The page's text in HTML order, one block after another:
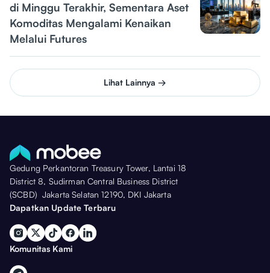
di Minggu Terakhir, Sementara Aset
Komoditas Mengalami Kenaikan
Melalui Futures
Lihat Lainnya →
Gedung Perkantoran Treasury Tower, Lantai 18
District 8, Sudirman Central Business District
(SCBD) Jakarta Selatan 12190, DKI Jakarta
Dapatkan Update Terbaru
Komunitas Kami